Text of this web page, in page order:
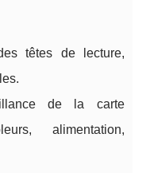
têtes de lecture,
de la carte
alimentation,